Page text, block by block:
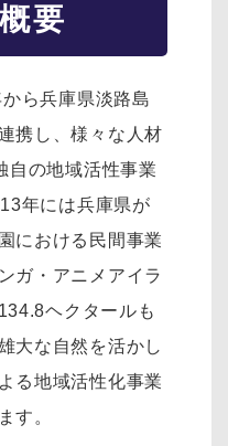
要
ら兵庫県淡路島
携し、様々な人材
自の地域活性事業
年には兵庫県が
における民間事業
ガ・アニメアイラ
ヘクタールも
大な自然を活かし
る地域活性化事業
す。